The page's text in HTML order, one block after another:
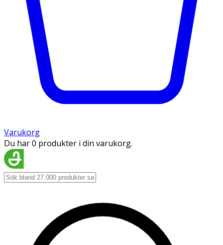
Varukorg
Du har 0 produkter i din varukorg.